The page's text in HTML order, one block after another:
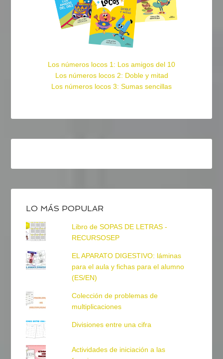
Los números locos 1: Los amigos del 10
Los números locos 2: Doble y mitad
Los números locos 3: Sumas sencillas
LO MÁS POPULAR
Libro de SOPAS DE LETRAS -
RECURSOSEP
EL APARATO DIGESTIVO: láminas
para el aula y fichas para el alumno
(ES/EN)
Colección de problemas de
multiplicaciones
Divisiones entre una cifra
Actividades de iniciación a las